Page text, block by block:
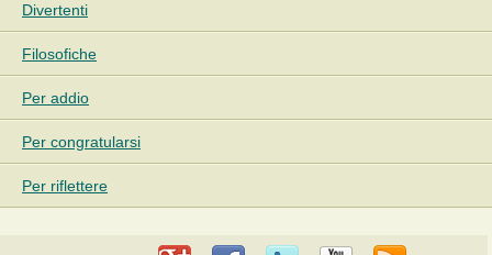
Divertenti
Filosofiche
Per addio
Per congratularsi
Per riflettere